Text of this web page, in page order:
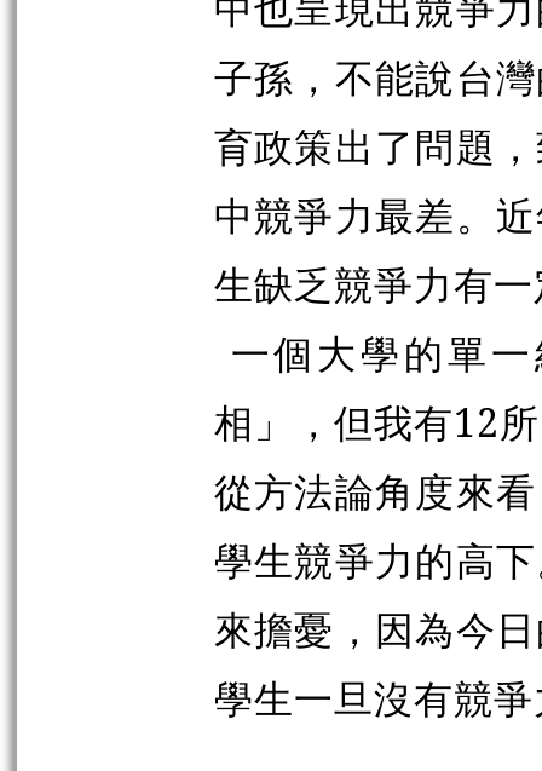
子孫，不能說台
育政策出了問題
中競爭力最差。
生缺乏競爭力有
一個大學的單
相」，但我有12
從方法論角度來
學生競爭力的高
來擔憂，因為今
學生一旦沒有競